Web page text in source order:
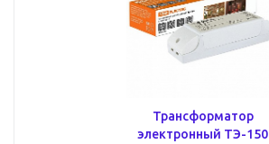
Трансформатор
электронный ТЭ-150